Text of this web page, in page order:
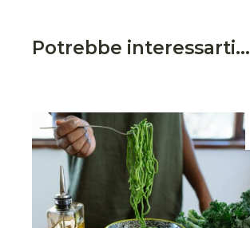
Potrebbe interessarti...